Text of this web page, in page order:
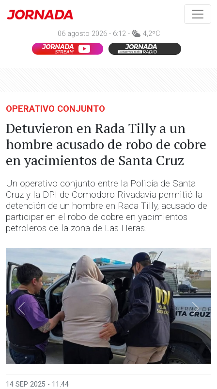
06 agosto 2026 - 6:12 - 4,2ºC
OPERATIVO CONJUNTO
Detuvieron en Rada Tilly a un
hombre acusado de robo de cobre
en yacimientos de Santa Cruz
Un operativo conjunto entre la Policía de Santa
Cruz y la DPI de Comodoro Rivadavia permitió la
detención de un hombre en Rada Tilly, acusado de
participar en el robo de cobre en yacimientos
petroleros de la zona de Las Heras.
Anterior
14 SEP 2025 - 11:44